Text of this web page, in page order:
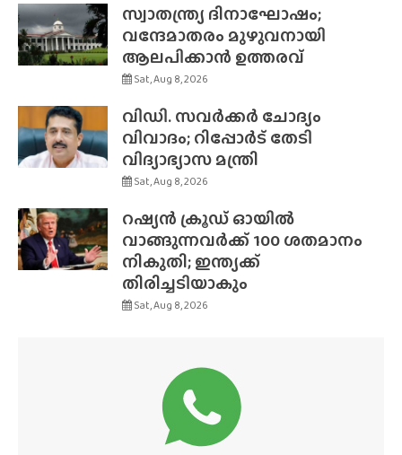
സ്വാതന്ത്ര്യ ദിനാഘോഷം;
വന്ദേമാതരം മുഴുവനായി
ആലപിക്കാൻ ഉത്തരവ്
Sat, Aug 8, 2026
വിഡി. സവർക്കർ ചോദ്യം
വിവാദം; റിപ്പോർട് തേടി
വിദ്യാഭ്യാസ മന്ത്രി
Sat, Aug 8, 2026
റഷ്യൻ ക്രൂഡ് ഓയിൽ
വാങ്ങുന്നവർക്ക് 100 ശതമാനം
നികുതി; ഇന്ത്യക്ക്
തിരിച്ചടിയാകും
Sat, Aug 8, 2026